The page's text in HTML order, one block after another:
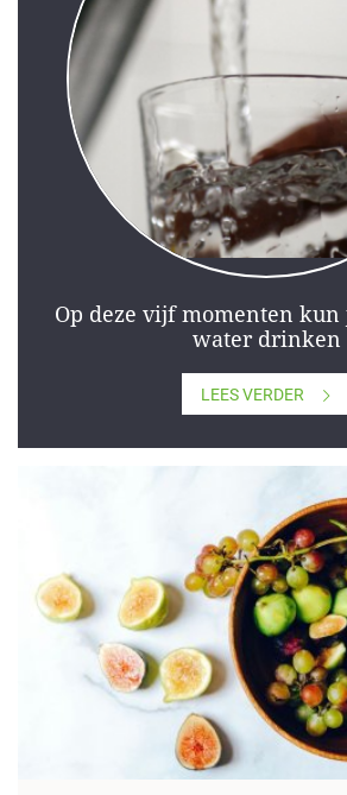
Op deze vijf momenten kun
water drinken
LEES VERDER